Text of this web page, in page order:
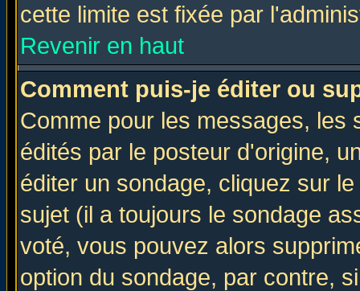
cette limite est fixée par
Revenir en haut
Comment puis-je éditer ou
Comme pour les messages, les
édités par le posteur d'origine,
éditer un sondage, cliquez sur
sujet (il a toujours le sondage
voté, vous pouvez alors
option du sondage, par contre,